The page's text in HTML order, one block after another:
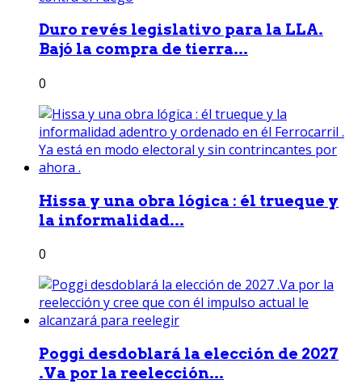
Duro revés legislativo para la LLA.
Bajó la compra de tierra...
0
Hissa y una obra lógica : él trueque y
la informalidad...
0
Poggi desdoblará la elección de 2027
.Va por la reelección...